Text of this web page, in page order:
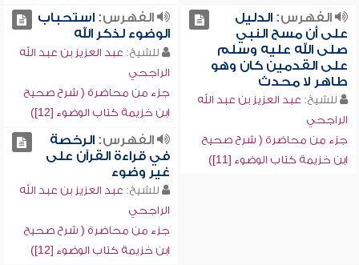
الفهرس:الدليل
على أن مسح النبي
صلى الله عليه وسلم
على القدمين كان وهو
طاهر لا محدث
للشيخ: عبد العزيز بن عبد الله
الراجحي
جزء من محاضرة ( شرح صحيح
ابن خزيمة كتاب الوضوء [11])
الفهرس:استحباب
الوضوء لذكر الله
للشيخ: عبد العزيز بن عبد الله
الراجحي
جزء من محاضرة ( شرح صحيح
ابن خزيمة كتاب الوضوء [12])
الفهرس:الرخصة
في قراءة القرآن على
غير وضوء
للشيخ: عبد العزيز بن عبد الله
الراجحي
جزء من محاضرة ( شرح صحيح
ابن خزيمة كتاب الوضوء [12])